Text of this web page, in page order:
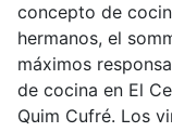
concepto de
hermanos, el
máximos
de cocina en El
Quim Cufré. Los